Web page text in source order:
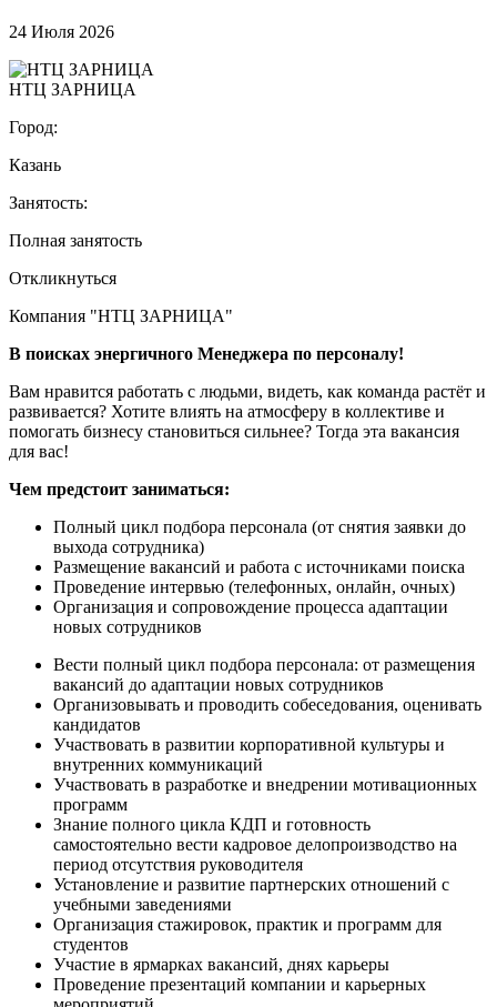
24 Июля 2026
НТЦ ЗАРНИЦА
Город:
Казань
Занятость:
Полная занятость
Откликнуться
Компания "НТЦ ЗАРНИЦА"
В поисках энергичного Менеджера по персоналу!
Вам нравится работать с людьми, видеть, как команда растёт и
развивается? Хотите влиять на атмосферу в коллективе и
помогать бизнесу становиться сильнее? Тогда эта вакансия
для вас!
Чем предстоит заниматься:
Полный цикл подбора персонала (от снятия заявки до
выхода сотрудника)
Размещение вакансий и работа с источниками поиска
Проведение интервью (телефонных, онлайн, очных)
Организация и сопровождение процесса адаптации
новых сотрудников
Вести полный цикл подбора персонала: от размещения
вакансий до адаптации новых сотрудников
Организовывать и проводить собеседования, оценивать
кандидатов
Участвовать в развитии корпоративной культуры и
внутренних коммуникаций
Участвовать в разработке и внедрении мотивационных
программ
Знание полного цикла КДП и готовность
самостоятельно вести кадровое делопроизводство на
период отсутствия руководителя
Установление и развитие партнерских отношений с
учебными заведениями
Организация стажировок, практик и программ для
студентов
Участие в ярмарках вакансий, днях карьеры
Проведение презентаций компании и карьерных